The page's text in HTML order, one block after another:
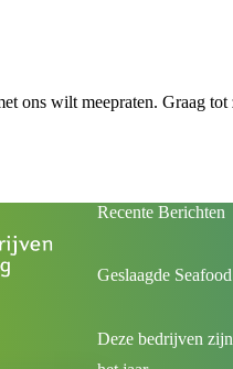
ons wilt meepraten. Graag
Recente Berichten
Geslaagde
Deze bedrijven